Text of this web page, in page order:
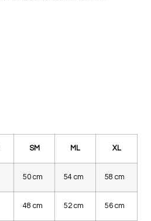
SM ML XL
50 cm 54 cm 58 cm
48 cm 52 cm 56 cm